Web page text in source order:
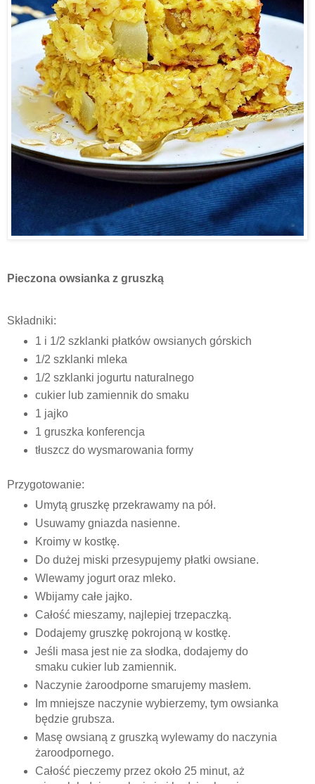
Pieczona owsianka z gruszką
Składniki:
1 i 1/2 szklanki płatków owsianych górskich
1/2 szklanki mleka
1/2 szklanki jogurtu naturalnego
cukier lub zamiennik do smaku
1 jajko
1 gruszka konferencja
tłuszcz do wysmarowania formy
Przygotowanie:
Umytą gruszkę przekrawamy na pół.
Usuwamy gniazda nasienne.
Kroimy w kostkę.
Do dużej miski przesypujemy płatki owsiane.
Wlewamy jogurt oraz mleko.
Wbijamy całe jajko.
Całość mieszamy, najlepiej trzepaczką.
Dodajemy gruszkę pokrojoną w kostkę.
Jeśli masa jest nie za słodka, dodajemy do
smaku cukier lub zamiennik.
Naczynie żaroodporne smarujemy masłem.
Im mniejsze naczynie wybierzemy, tym owsianka
będzie grubsza.
Masę owsianą z gruszką wylewamy do naczynia
żaroodpornego.
Całość pieczemy przez około 25 minut, aż